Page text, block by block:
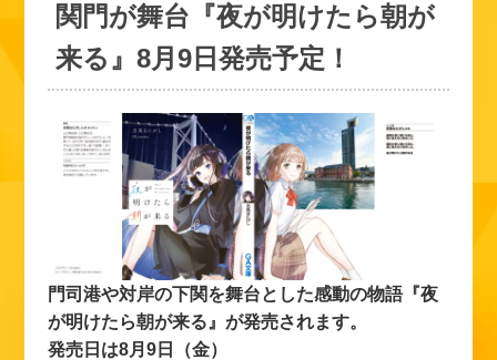
関門が舞台『夜が明けたら朝が
来る』8月9日発売予定！
門司港や対岸の下関を舞台とした感動の物語『夜
が明けたら朝が来る』が発売されます。
発売日は8月9日（金）